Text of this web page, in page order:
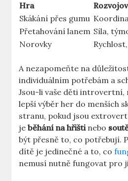
Hra
Skákání přes gumu
Přetahování lanem Síla,
Norovky
A nezapomeňte na
individuálním potřebám a
Jsou-li vaše děti introvertní,
lepší výběr her do menších
stranu, pokud jsou
jeběhání na hřištinebo
být přesně to, co potřebují.
dítě je jedinečné a to, co
nemusí nutně fungovat pro